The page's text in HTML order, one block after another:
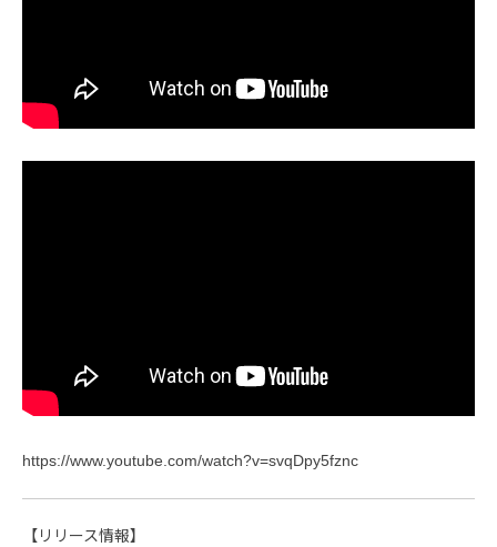
https://www.youtube.com/watch?v=svqDpy5fznc
【リリース情報】